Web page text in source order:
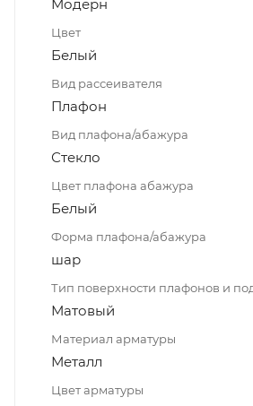
Модерн
Цвет
Белый
Вид рассеивателя
Плафон
Вид плафона/абажура
Стекло
Цвет плафона абажура
Белый
Форма плафона/абажура
шар
Тип поверхности плафонов и
Матовый
Материал арматуры
Металл
Цвет арматуры